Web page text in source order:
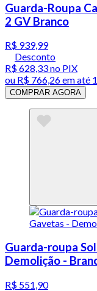
Guarda-Roupa
2 GV Branco
R$ 939,99
Desconto
R$ 628,33no PIX
ou R$ 766,26em até
COMPRAR AGORA
Guarda-roupa
Demolição -
R$ 551,90